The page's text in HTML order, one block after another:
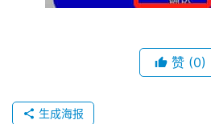
赞 (0)
生成海报